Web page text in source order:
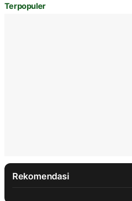
Terpopuler
Rekomendasi